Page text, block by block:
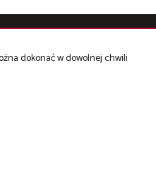
dokonać w dowolnej chwili